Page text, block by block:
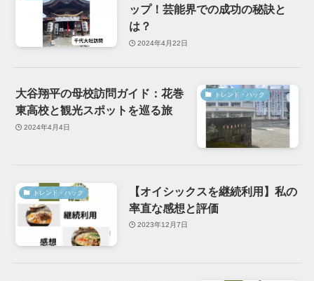
ップ！芸能界での成功の秘訣と
は？
2024年4月22日
トレンド・ハック
大谷翔平の母校訪問ガイド：花巻
東高校と観光スポットを巡る旅
2024年4月4日
トレンド・ハック
【オイシックスを継続利用】私の
率直な感想と評価
2023年12月7日